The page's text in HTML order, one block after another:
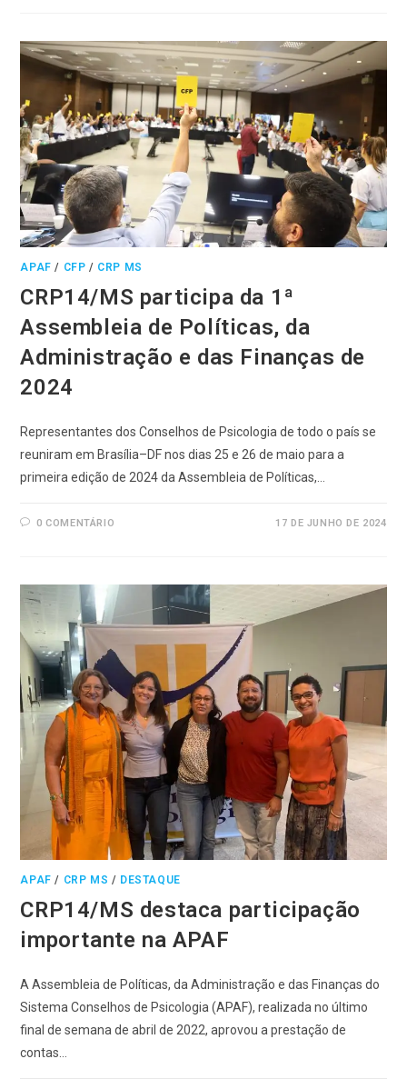
APAF / CFP / CRP MS
CRP14/MS participa da 1ª
Assembleia de Políticas, da
Administração e das Finanças de
2024
Representantes dos Conselhos de Psicologia de todo o país se
reuniram em Brasília–DF nos dias 25 e 26 de maio para a
primeira edição de 2024 da Assembleia de Políticas,…
0 COMENTÁRIO 17 DE JUNHO DE 2024
APAF / CRP MS / DESTAQUE
CRP14/MS destaca participação
importante na APAF
A Assembleia de Políticas, da Administração e das Finanças do
Sistema Conselhos de Psicologia (APAF), realizada no último
final de semana de abril de 2022, aprovou a prestação de
contas…